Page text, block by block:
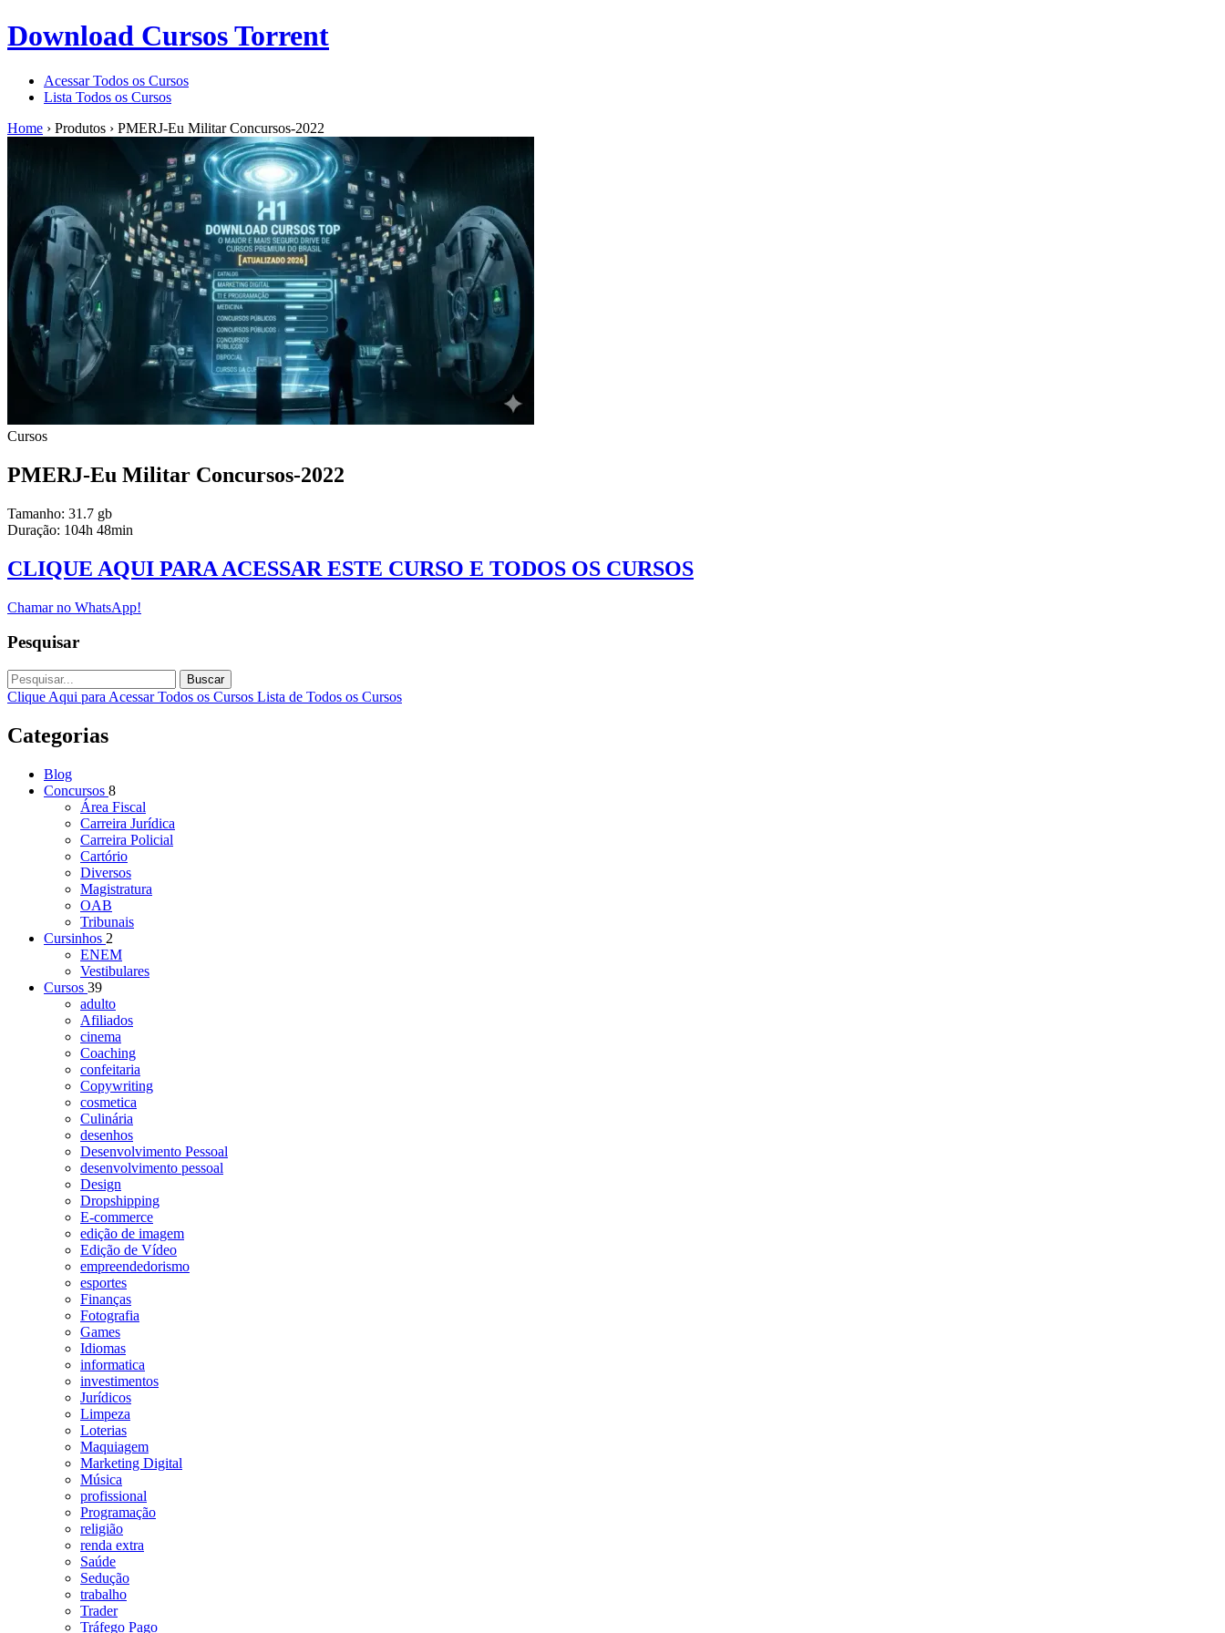
Download Cursos Torrent
Acessar Todos os Cursos
Lista Todos os Cursos
Home › Produtos › PMERJ-Eu Militar Concursos-2022
Cursos
PMERJ-Eu Militar Concursos-2022
Tamanho: 31.7 gb
Duração: 104h 48min
CLIQUE AQUI PARA ACESSAR ESTE CURSO E TODOS OS CURSOS
Chamar no WhatsApp!
Pesquisar
Buscar
Clique Aqui para Acessar Todos os Cursos Lista de Todos os Cursos
Categorias
Blog
Concursos 8
Área Fiscal
Carreira Jurídica
Carreira Policial
Cartório
Diversos
Magistratura
OAB
Tribunais
Cursinhos 2
ENEM
Vestibulares
Cursos 39
adulto
Afiliados
cinema
Coaching
confeitaria
Copywriting
cosmetica
Culinária
desenhos
Desenvolvimento Pessoal
desenvolvimento pessoal
Design
Dropshipping
E-commerce
edição de imagem
Edição de Vídeo
empreendedorismo
esportes
Finanças
Fotografia
Games
Idiomas
informatica
investimentos
Jurídicos
Limpeza
Loterias
Maquiagem
Marketing Digital
Música
profissional
Programação
religião
renda extra
Saúde
Sedução
trabalho
Trader
Tráfego Pago